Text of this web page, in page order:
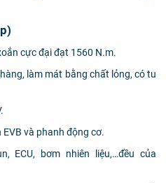
cực đại đạt 1560 N.m.
làm mát bằng chất lỏng, có tu
và phanh động cơ.
ECU, bơm nhiên liệu,…đều của